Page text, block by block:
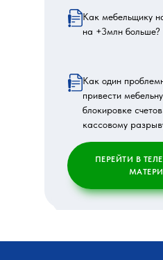
ПЕРЕЙТИ В
Видео экскурсия в
продаже кухонь,
Что будет с
2025.
Что делать
Как работать с
ПЕРЕЙТИ В
Как мебельщику
на +3млн больше?
Как один
привести
блокировке
кассовому